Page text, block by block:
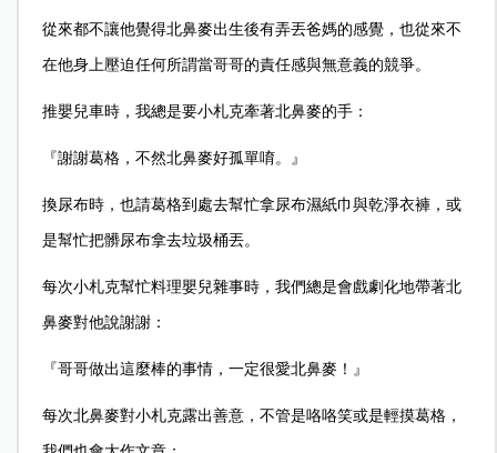
從來都不讓他覺得北鼻麥出生後有弄丟爸媽的感覺，也從來不
在他身上壓迫任何所謂當哥哥的責任感與無意義的競爭。
推嬰兒車時，我總是要小札克牽著北鼻麥的手：
『謝謝葛格，不然北鼻麥好孤單唷。』
換尿布時，也請葛格到處去幫忙拿尿布濕紙巾與乾淨衣褲，或
是幫忙把髒尿布拿去垃圾桶丟。
每次小札克幫忙料理嬰兒雜事時，我們總是會戲劇化地帶著北
鼻麥對他說謝謝：
『哥哥做出這麼棒的事情，一定很愛北鼻麥！』
每次北鼻麥對小札克露出善意，不管是咯咯笑或是輕摸葛格，